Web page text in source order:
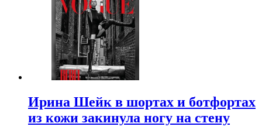
Ирина Шейк в шортах и ботфортах
из кожи закинула ногу на стену